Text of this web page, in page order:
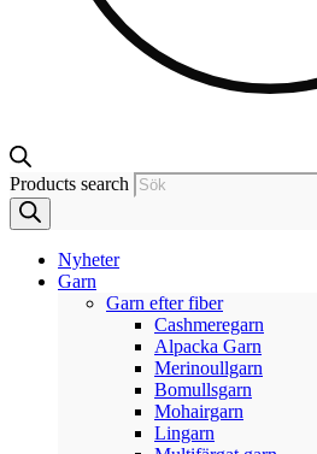
Products search
Nyheter
Garn
Garn efter fiber
Cashmeregarn
Alpacka Garn
Merinoullgarn
Bomullsgarn
Mohairgarn
Lingarn